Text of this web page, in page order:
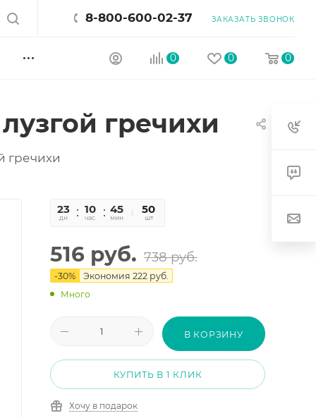
8-800-600-02-37 ЗАКАЗАТЬ ЗВОНОК
0 0 0
гречихи
гречихи
23
дн
10
час
45
мин
37
сек
50
шт
516 руб. 738руб.
-30% Экономия 222 руб.
Много
В КОРЗИНУ
КУПИТЬ В 1 КЛИК
Хочу в подарок